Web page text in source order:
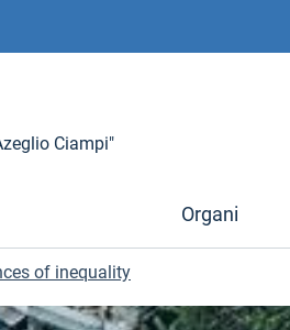
Ciampi"
Organi
of inequality